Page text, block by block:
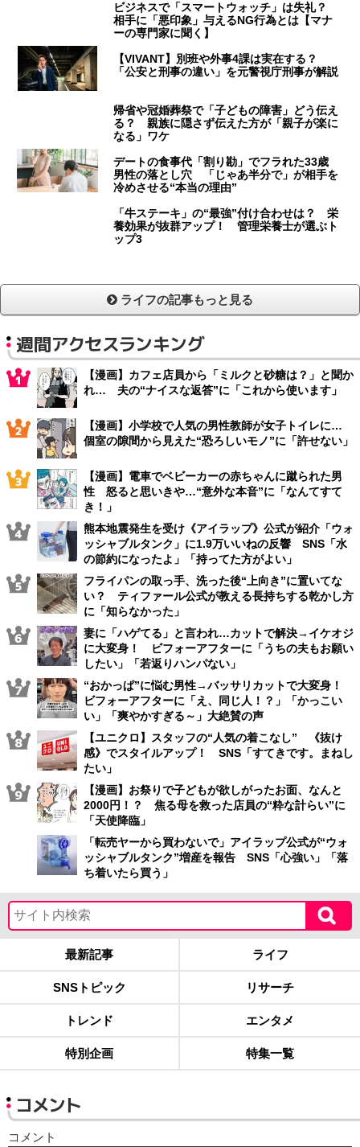
ビジネスで「スマートウォッチ」は失礼？
相手に「悪印象」与えるNG行為とは【マナ
ーの専門家に聞く】
【VIVANT】別班や外事4課は実在する？
「公安と刑事の違い」を元警視庁刑事が解説
帰省や冠婚葬祭で「子どもの障害」どう伝え
る？ 親族に隠さず伝えた方が「親子が楽に
なる」ワケ
デートの食事代「割り勘」でフラれた33歳
男性の落とし穴 「じゃあ半分で」が相手を
冷めさせる“本当の理由”
「牛ステーキ」の“最強”付け合わせは？ 栄
養効果が抜群アップ！ 管理栄養士が選ぶト
ップ3
ライフの記事もっと見る
週間アクセスランキング
【漫画】カフェ店員から「ミルクと砂糖は？」と聞か
れ… 夫の“ナイスな返答”に「これから使います」
【漫画】小学校で人気の男性教師が女子トイレに…
個室の隙間から見えた“恐ろしいモノ”に「許せない」
【漫画】電車でベビーカーの赤ちゃんに蹴られた男
性 怒ると思いきや…“意外な本音”に「なんてすて
き！」
熊本地震発生を受け《アイラップ》公式が紹介「ウォ
ッシャブルタンク」に1.9万いいねの反響 SNS「水
の節約になったよ」「持ってた方がよい」
フライパンの取っ手、洗った後“上向き”に置いてな
い？ ティファール公式が教える長持ちする乾かし方
に「知らなかった」
妻に「ハゲてる」と言われ…カットで解決→イケオジ
に大変身！ ビフォーアフターに「うちの夫もお願い
したい」「若返りハンパない」
“おかっぱ”に悩む男性→バッサリカットで大変身！
ビフォーアフターに「え、同じ人！？」「かっこい
い」「爽やかすぎる～」大絶賛の声
【ユニクロ】スタッフの“人気の着こなし” 《抜け
感》でスタイルアップ！ SNS「すてきです。まねし
たい」
【漫画】お祭りで子どもが欲しがったお面、なんと
2000円！？ 焦る母を救った店員の“粋な計らい”に
「天使降臨」
「転売ヤーから買わないで」アイラップ公式が“ウォ
ッシャブルタンク”増産を報告 SNS「心強い」「落
ち着いたら買う」
最新記事 ライフ
SNSトピック リサーチ
トレンド エンタメ
特別企画 特集一覧
コメント
コメント